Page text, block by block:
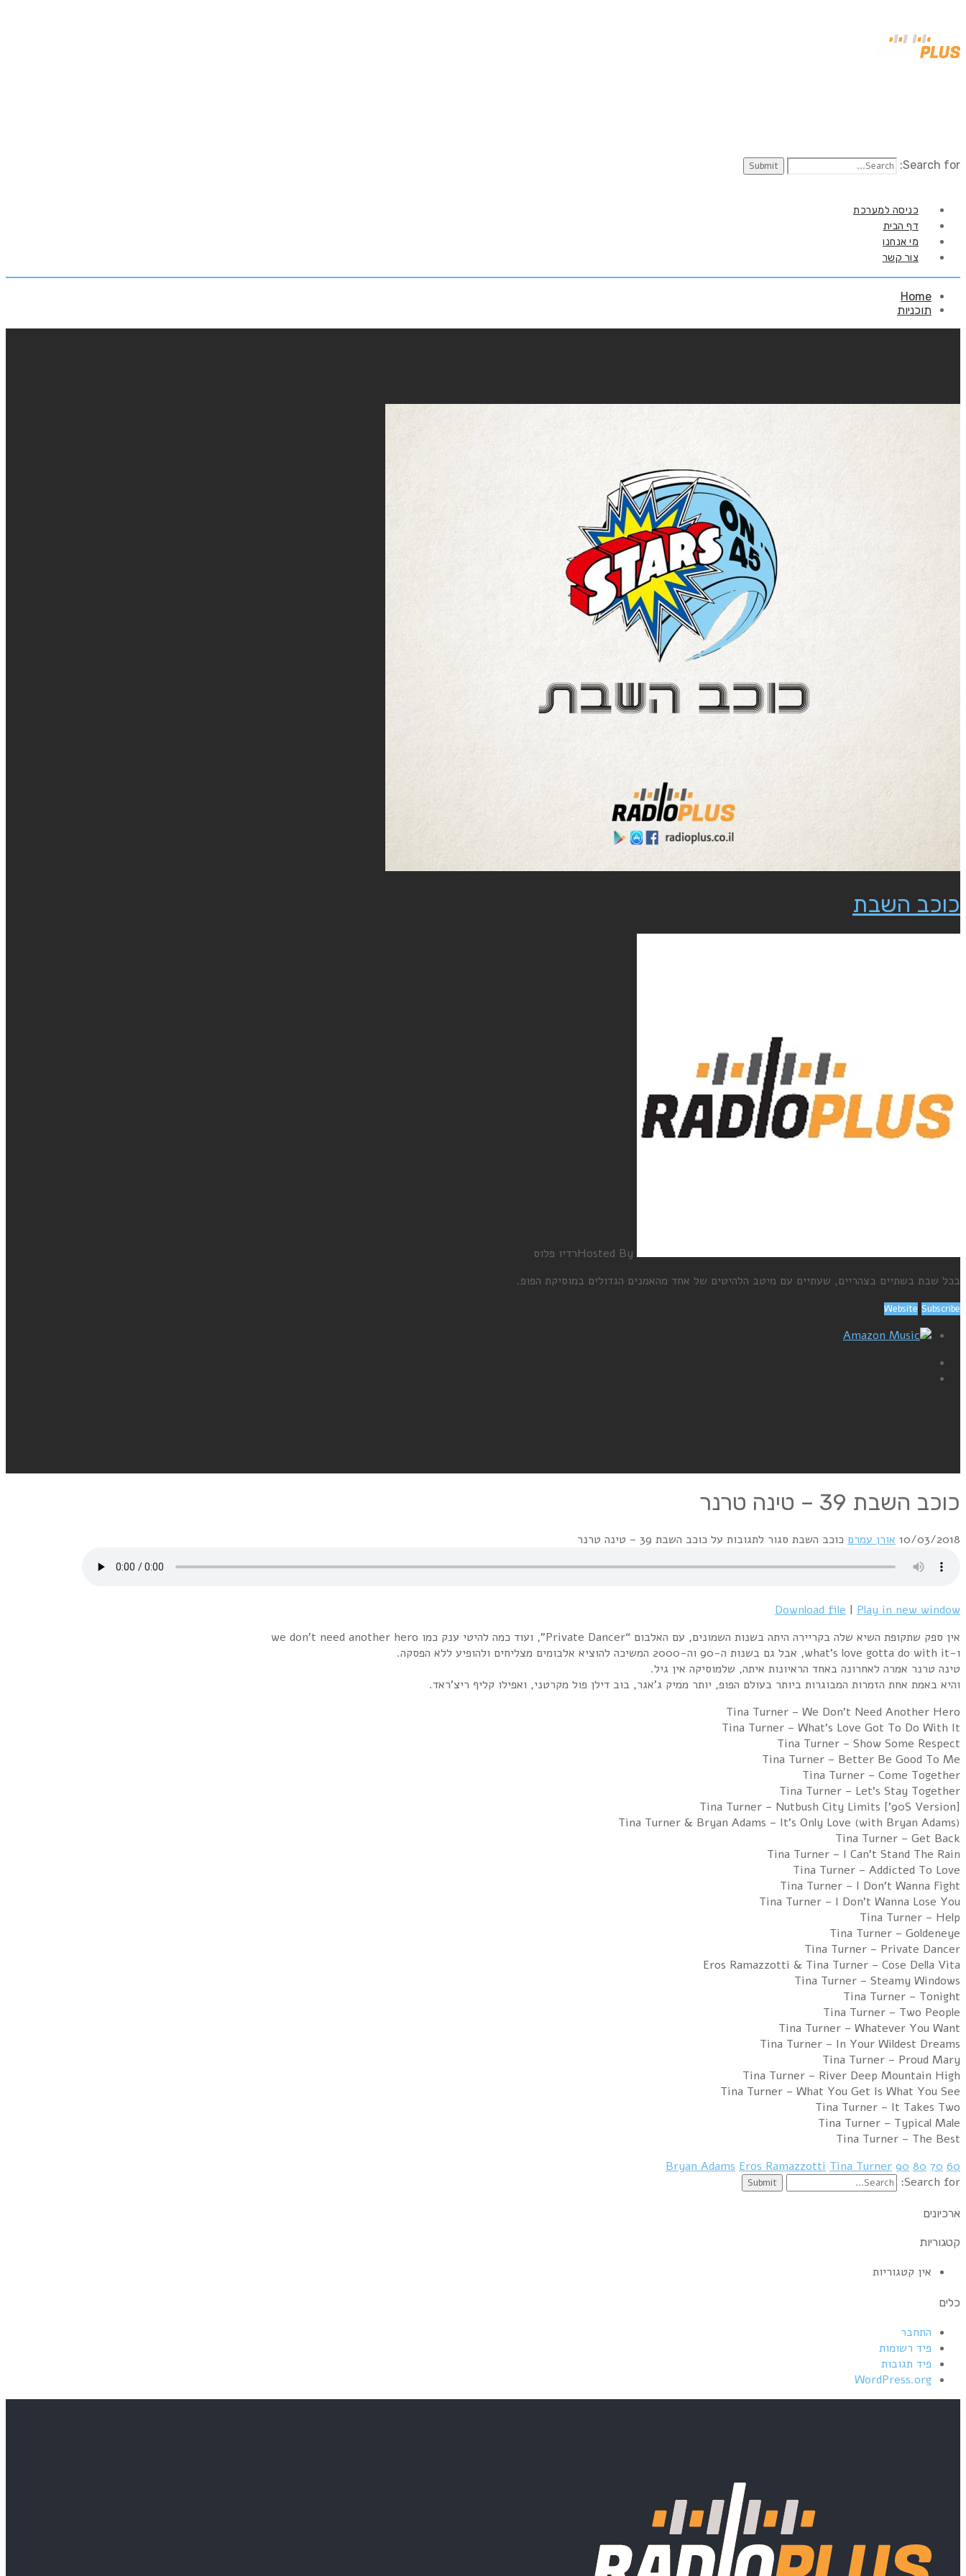
Search for:
כניסה למערכת
דף הבית
מי אנחנו
צור קשר
Home
תוכניות
כוכב השבת
Hosted Byרדיו פלוס
בכל שבת בשתיים בצהריים, שעתיים עם מיטב הלהיטים של אחד מהאמנים הגדולים במוסיקת הפופ.
Website Subscribe
Amazon Music
כוכב השבת 39 – טינה טרנר
10/03/2018 אורן עמרם כוכב השבת סגור לתגובות על כוכב השבת 39 – טינה טרנר
Download file | Play in new window
אין ספק שתקופת השיא שלה בקריירה היתה בשנות השמונים, עם האלבום “Private Dancer”, ועוד כמה להיטי ענק כמו we don’t need another hero
ו-what’s love gotta do with it, אבל גם בשנות ה-90 וה-2000 המשיכה להוציא אלבומים מצליחים ולהופיע ללא הפסקה.
טינה טרנר אמרה לאחרונה באחד הראיונות איתה, שלמוסיקה אין גיל.
והיא באמת אחת הזמרות המבוגרות ביותר בעולם הפופ, יותר ממיק ג’אגר, בוב דילן פול מקרטני, ואפילו קליף ריצ’ראד.
Tina Turner – We Don’t Need Another Hero
Tina Turner – What’s Love Got To Do With It
Tina Turner – Show Some Respect
Tina Turner – Better Be Good To Me
Tina Turner – Come Together
Tina Turner – Let’s Stay Together
Tina Turner – Nutbush City Limits [’90S Version]
Tina Turner & Bryan Adams – It’s Only Love (with Bryan Adams)
Tina Turner – Get Back
Tina Turner – I Can’t Stand The Rain
Tina Turner – Addicted To Love
Tina Turner – I Don’t Wanna Fight
Tina Turner – I Don’t Wanna Lose You
Tina Turner – Help
Tina Turner – Goldeneye
Tina Turner – Private Dancer
Eros Ramazzotti & Tina Turner – Cose Della Vita
Tina Turner – Steamy Windows
Tina Turner – Tonight
Tina Turner – Two People
Tina Turner – Whatever You Want
Tina Turner – In Your Wildest Dreams
Tina Turner – Proud Mary
Tina Turner – River Deep Mountain High
Tina Turner – What You Get Is What You See
Tina Turner – It Takes Two
Tina Turner – Typical Male
Tina Turner – The Best
60
70
80
90
Bryan Adams Eros Ramazzotti Tina Turner
Search for:
ארכיונים
קטגוריות
אין קטגוריות
כלים
התחבר
פיד רשומות
פיד תגובות
WordPress.org